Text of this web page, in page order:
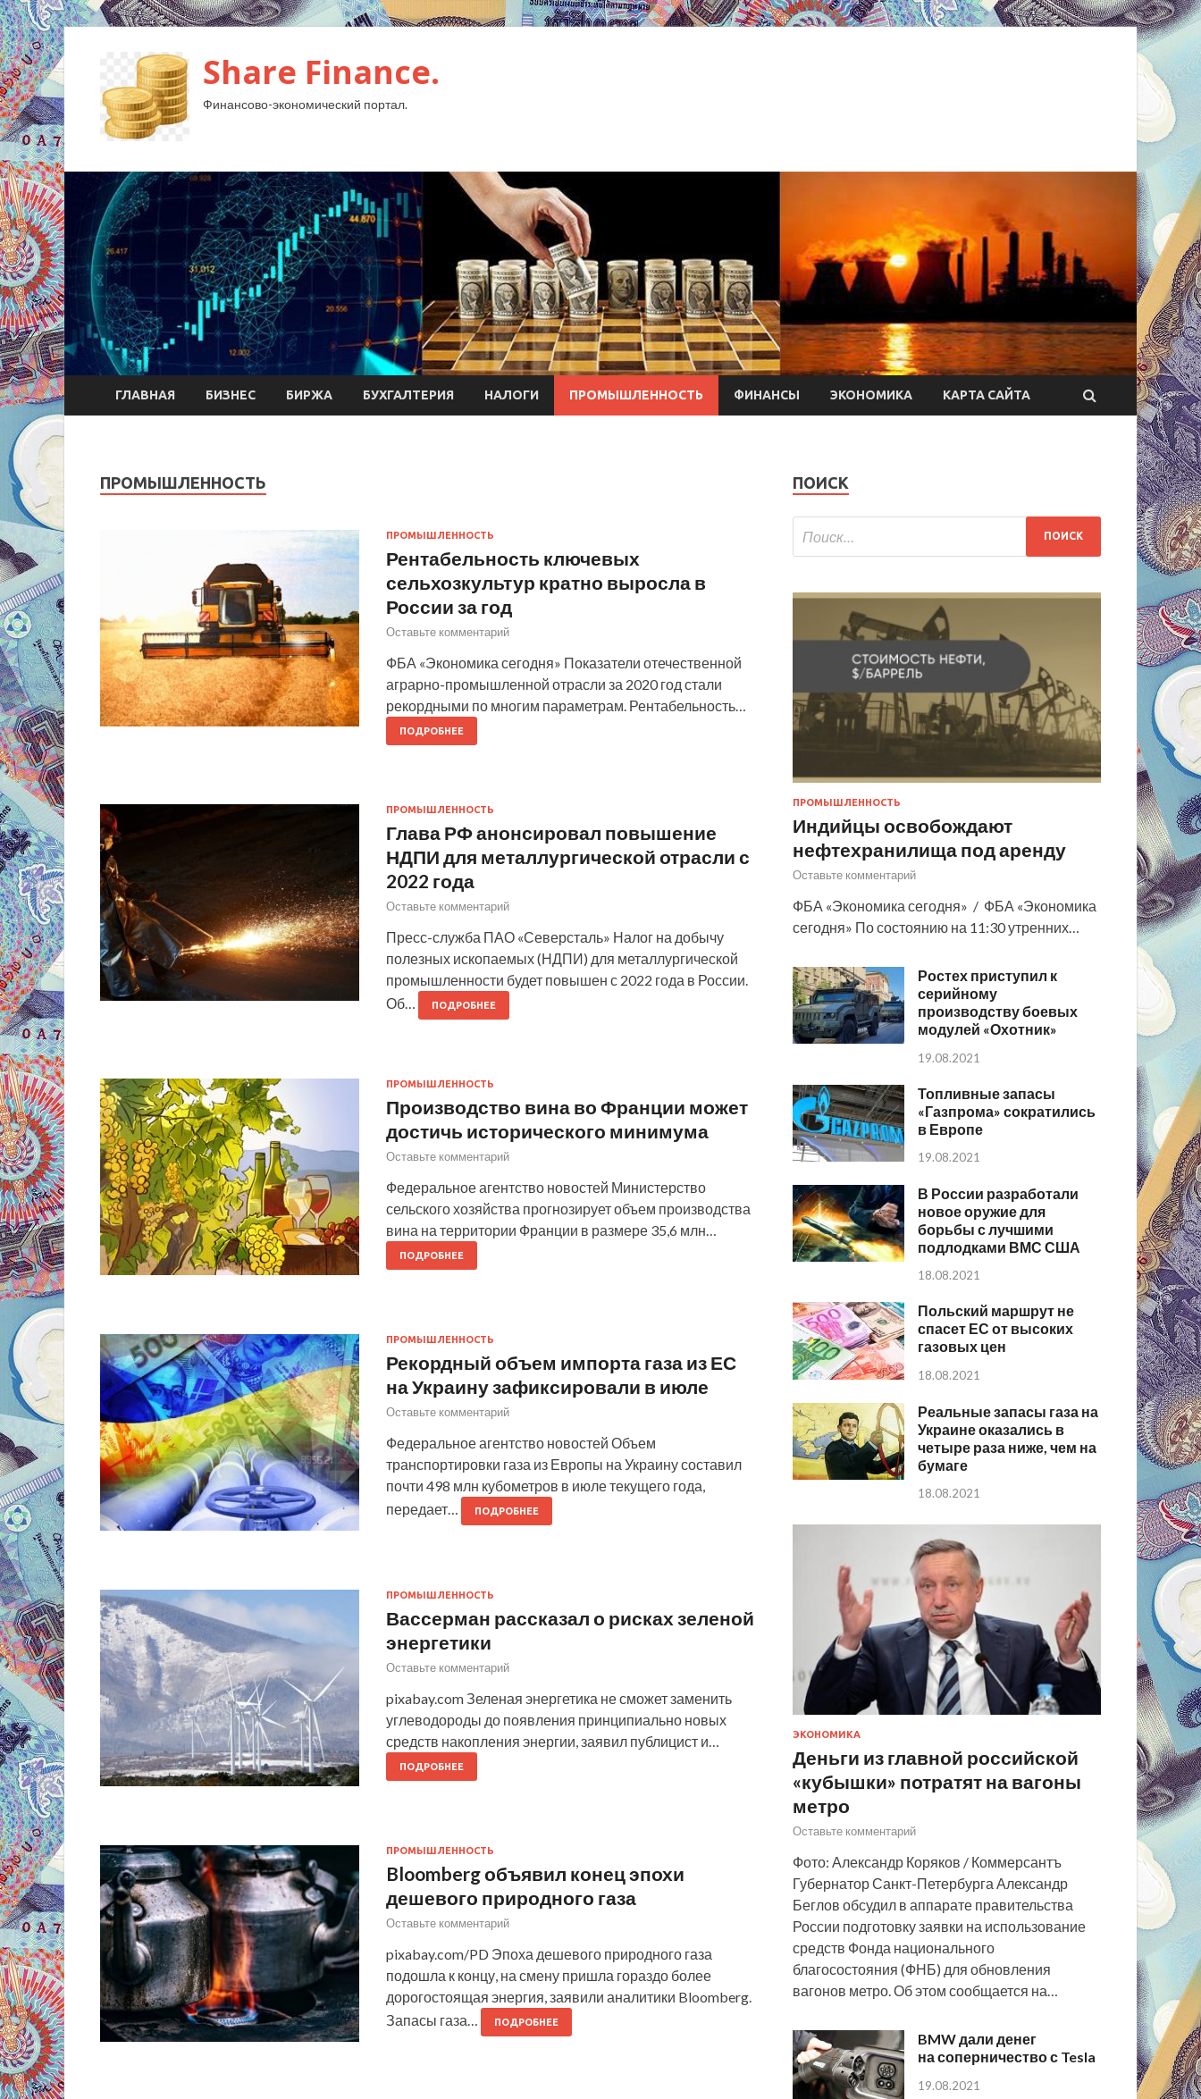
Share Finance.
Финансово-экономический портал.
ГЛАВНАЯ БИЗНЕС БИРЖА БУХГАЛТЕРИЯ НАЛОГИ ПРОМЫШЛЕННОСТЬ ФИНАНСЫ ЭКОНОМИКА КАРТА САЙТА
ПРОМЫШЛЕННОСТЬ
ПРОМЫШЛЕННОСТЬ
Рентабельность ключевых
сельхозкультур кратно выросла в
России за год
Оставьте комментарий
ФБА «Экономика сегодня» Показатели отечественной
аграрно-промышленной отрасли за 2020 год стали
рекордными по многим параметрам. Рентабельность…
ПОДРОБНЕЕ
ПРОМЫШЛЕННОСТЬ
Глава РФ анонсировал повышение
НДПИ для металлургической отрасли с
2022 года
Оставьте комментарий
Пресс-служба ПАО «Северсталь» Налог на добычу
полезных ископаемых (НДПИ) для металлургической
промышленности будет повышен с 2022 года в России.
Об…
ПОДРОБНЕЕ
ПРОМЫШЛЕННОСТЬ
Производство вина во Франции может
достичь исторического минимума
Оставьте комментарий
Федеральное агентство новостей Министерство
сельского хозяйства прогнозирует объем производства
вина на территории Франции в размере 35,6 млн…
ПОДРОБНЕЕ
ПРОМЫШЛЕННОСТЬ
Рекордный объем импорта газа из ЕС
на Украину зафиксировали в июле
Оставьте комментарий
Федеральное агентство новостей Объем
транспортировки газа из Европы на Украину составил
почти 498 млн кубометров в июле текущего года,
передает…
ПОДРОБНЕЕ
ПРОМЫШЛЕННОСТЬ
Вассерман рассказал о рисках зеленой
энергетики
Оставьте комментарий
pixabay.com Зеленая энергетика не сможет заменить
углеводороды до появления принципиально новых
средств накопления энергии, заявил публицист и…
ПОДРОБНЕЕ
ПРОМЫШЛЕННОСТЬ
Bloomberg объявил конец эпохи
дешевого природного газа
Оставьте комментарий
pixabay.com/PD Эпоха дешевого природного газа
подошла к концу, на смену пришла гораздо более
дорогостоящая энергия, заявили аналитики Bloomberg.
Запасы газа…
ПОДРОБНЕЕ
ПОИСК
ПРОМЫШЛЕННОСТЬ
Индийцы освобождают
нефтехранилища под аренду
Оставьте комментарий
ФБА «Экономика сегодня» / ФБА «Экономика
сегодня» По состоянию на 11:30 утренних…
Ростех приступил к
серийному
производству боевых
модулей «Охотник»
19.08.2021
Топливные запасы
«Газпрома» сократились
в Европе
19.08.2021
В России разработали
новое оружие для
борьбы с лучшими
подлодками ВМС США
18.08.2021
Польский маршрут не
спасет ЕС от высоких
газовых цен
18.08.2021
Реальные запасы газа на
Украине оказались в
четыре раза ниже, чем на
бумаге
18.08.2021
ЭКОНОМИКА
Деньги из главной российской
«кубышки» потратят на вагоны
метро
Оставьте комментарий
Фото: Александр Коряков / Коммерсантъ
Губернатор Санкт-Петербурга Александр
Беглов обсудил в аппарате правительства
России подготовку заявки на использование
средств Фонда национального
благосостояния (ФНБ) для обновления
вагонов метро. Об этом сообщается на…
BMW дали денег
на соперничество с Tesla
19.08.2021